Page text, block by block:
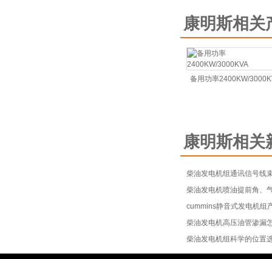
康明斯相关
备用功率2400KW/
康明斯相关
柴油发电机组通讯信号线
柴油发电机喷油提前角、
cummins静音式发电机组
柴油发电机高压油管渗漏
柴油发电机组科学的位置